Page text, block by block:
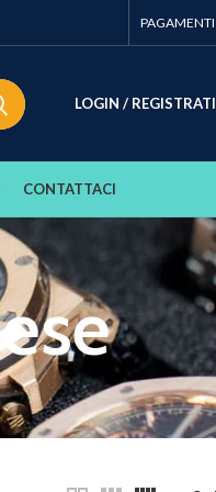
PAGAMENTI
LOGIN / REGISTRATI
CONTATTACI